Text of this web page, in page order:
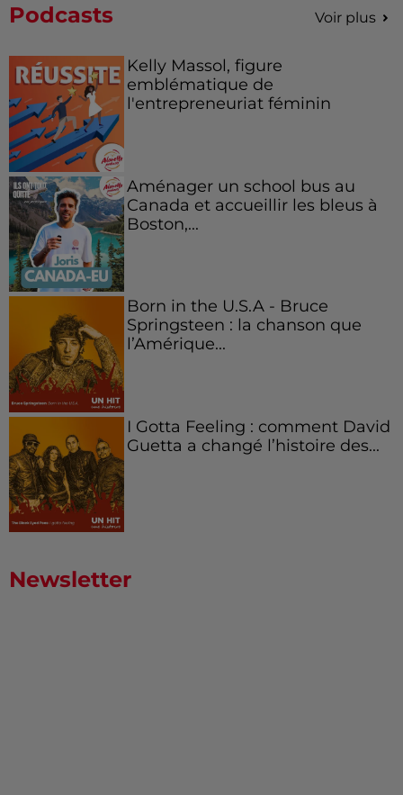
Podcasts Voir plus
Kelly Massol, figure
emblématique de
l'entrepreneuriat féminin
Aménager un school bus au
Canada et accueillir les bleus à
Boston,...
Born in the U.S.A - Bruce
Springsteen : la chanson que
l’Amérique...
I Gotta Feeling : comment David
Guetta a changé l’histoire des...
Newsletter